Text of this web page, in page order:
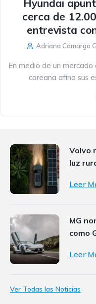
Hyundai
cerca de
entrevista
Adriana Camargo
En medio de un
coreana afina sus
Volvo
luz
Leer
MG
como
Leer
Ver Todas las Noticias